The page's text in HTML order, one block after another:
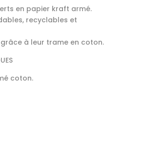
en papier kraft armé.
recyclables et
à leur trame en coton.
coton.